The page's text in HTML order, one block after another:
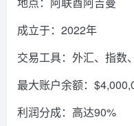
成立于：2022年
交易工具：外汇、指数
最大账户余额：
利润分成：高达90%